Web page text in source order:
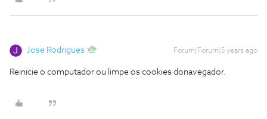
Jose Rodrigues Forum|Forum|5 years ago
Reinicie o computador ou limpe os cookies donavegador.